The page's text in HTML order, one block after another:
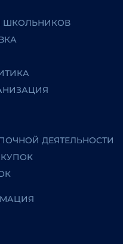
ШКОЛЬНИКОВ
ДЕЯТЕЛЬНОСТИ